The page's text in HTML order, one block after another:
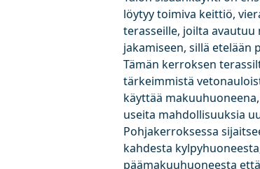
löytyy toimiva keittiö,
terasseille, joilta
jakamiseen, sillä etelään
Tämän kerroksen
tärkeimmistä
käyttää
useita mahdollisuuksia
Pohjakerroksessa
kahdesta
päämakuuhuoneesta